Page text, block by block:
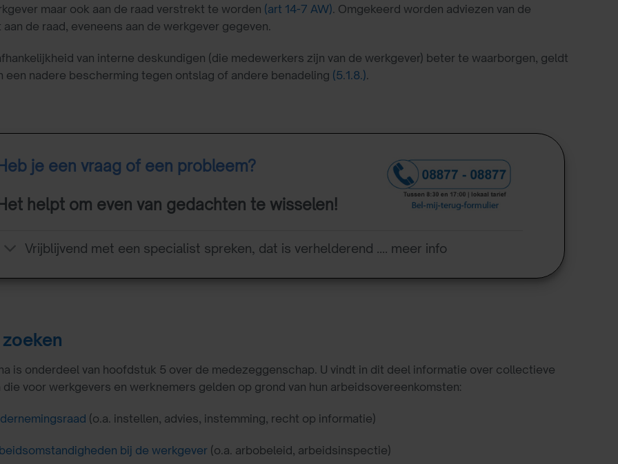
maar ook aan de raad verstrekt te worden (art 14-7 AW). Omgekeerd worden adviezen van de
de raad, eveneens aan de werkgever gegeven.
van interne deskundigen (die medewerkers zijn van de werkgever) beter te waarborgen, geldt
een nadere bescherming tegen ontslag of andere benadeling (5.1.8.).
Heb je een vraag of een probleem?
Het helpt om even van gedachten te wisselen!
Vrijblijvend met een specialist spreken, dat is verhelderend .... meer info
is onderdeel van hoofdstuk 5 over de medezeggenschap. U vindt in dit deel informatie over collectieve
voor werkgevers en werknemers gelden op grond van hun arbeidsovereenkomsten:
(o.a. instellen, advies, instemming, recht op informatie)
bij de werkgever (o.a. arbobeleid, arbeidsinspectie)